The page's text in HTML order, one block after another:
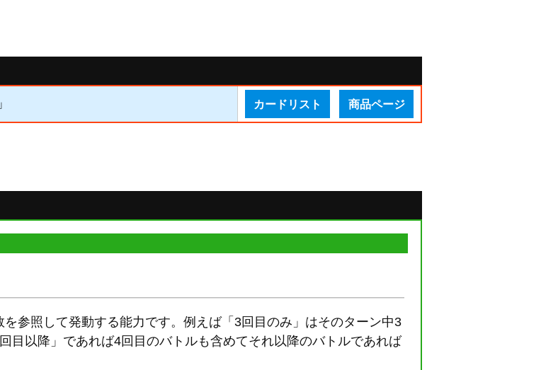
カードリスト 商品ページ
参照して発動する能力です。例えば「3回目のみ」はそのターン中3
目以降」であれば4回目のバトルも含めてそれ以降のバトルであれば